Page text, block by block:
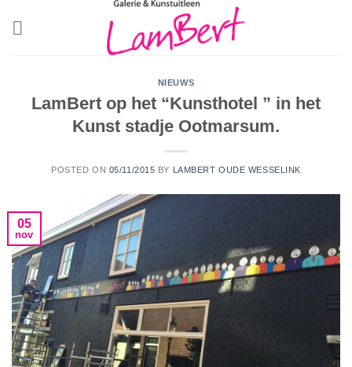
NIEUWS
LamBert op het “Kunsthotel ” in het
Kunst stadje Ootmarsum.
POSTED ON 05/11/2015 BY LAMBERT OUDE WESSELINK
05
nov